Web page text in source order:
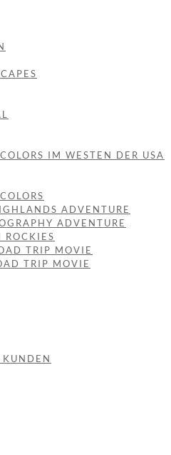
IM WESTEN DER USA
ADVENTURE
ADVENTURE
TRIP MOVIE
TRIP MOVIE
KUNDEN